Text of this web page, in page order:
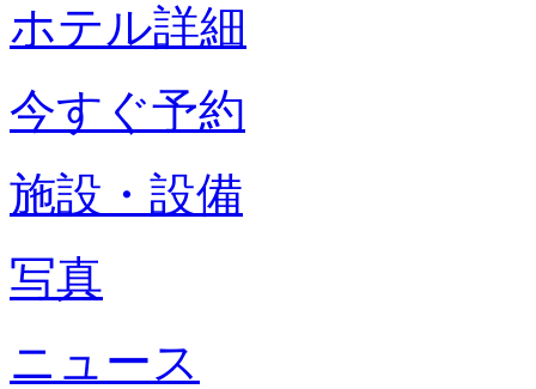
ホテル詳細
今すぐ予約
施設・設備
写真
ニュース